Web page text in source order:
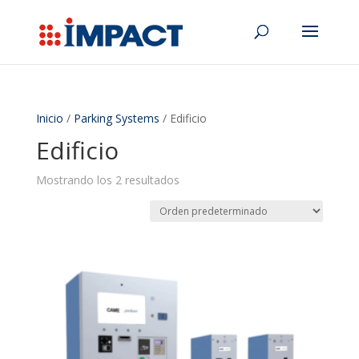
Inicio / Parking Systems / Edificio
Edificio
Mostrando los 2 resultados